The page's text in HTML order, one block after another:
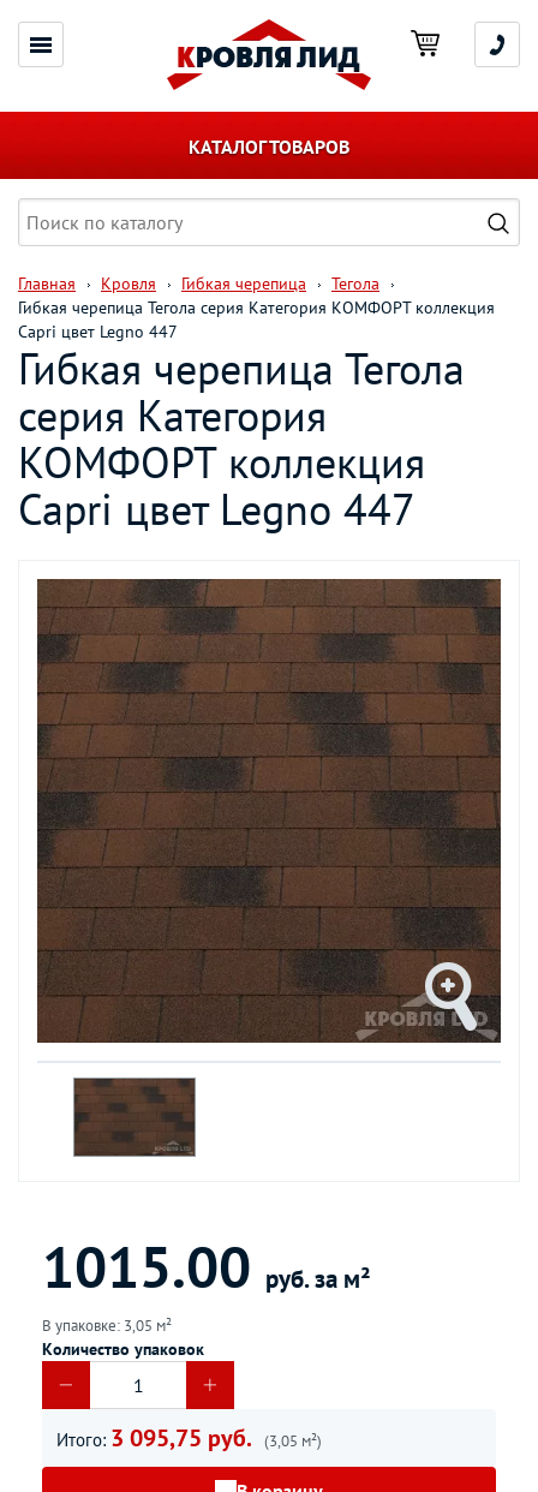
КАТАЛОГ ТОВАРОВ
Главная Кровля Гибкая черепица
Тегола
Гибкая черепица Тегола серия Категория КОМФОРТ коллекция
Capri цвет Legno 447
Гибкая черепица Тегола
серия Категория
КОМФОРТ коллекция
Capri цвет Legno 447
1015.00 руб. за м²
В упаковке: 3,05 м²
Количество упаковок
Итого: 3 095,75 руб. (3,05 м²)